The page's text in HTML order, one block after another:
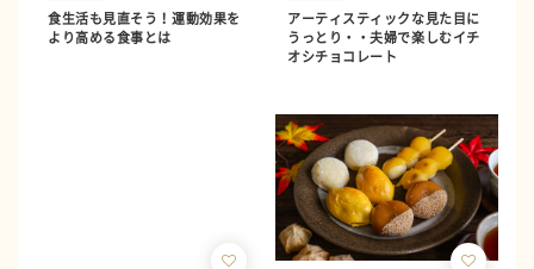
食生活も見直そう！運動効果を
より高める食事とは
アーティスティックな見た目に
うっとり・・夫婦で楽しむイチ
オシチョコレート